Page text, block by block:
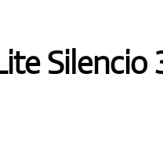
Silencio